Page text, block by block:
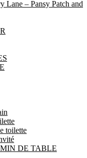
Lane – Pansy Patch and
toilette
DE TABLE